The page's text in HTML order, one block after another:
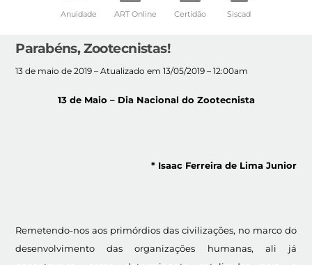
Anuidade ART Online Certidão Siscad
Parabéns, Zootecnistas!
13 de maio de 2019 – Atualizado em 13/05/2019 – 12:00am
13 de Maio – Dia Nacional do Zootecnista
* Isaac Ferreira de Lima Junior
Remetendo-nos aos primórdios das civilizações, no marco do
desenvolvimento das organizações humanas, ali já